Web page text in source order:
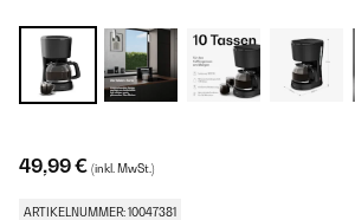
49,99 € (inkl. MwSt.)
ARTIKELNUMMER: 10047381